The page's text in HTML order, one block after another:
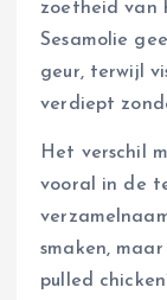
zoetheid van
Sesamolie
geur, terwijl
verdiept
Het verschil
vooral in de
smaken,
pulled